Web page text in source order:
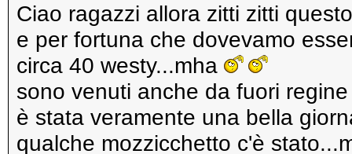
Ciao ragazzi allora zitti zitti
e per fortuna che dovevamo
circa 40 westy...mha
sono venuti anche da fuori
è stata veramente una bella
qualche mozzicchetto c'è